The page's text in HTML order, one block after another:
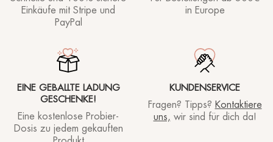
Einkäufe mit Stripe und
PayPal
in Europe
EINE GEBALLTE LADUNG
GESCHENKE!
Eine kostenlose Probier-
Dosis zu jedem gekauften
KUNDENSERVICE
Fragen? Tipps? Kontaktiere
uns, wir sind für dich da!